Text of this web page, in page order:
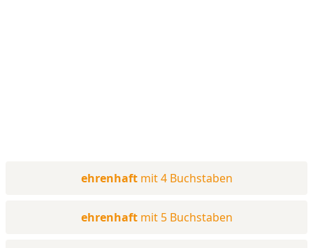
ehrenhaft mit 4 Buchstaben
ehrenhaft mit 5 Buchstaben